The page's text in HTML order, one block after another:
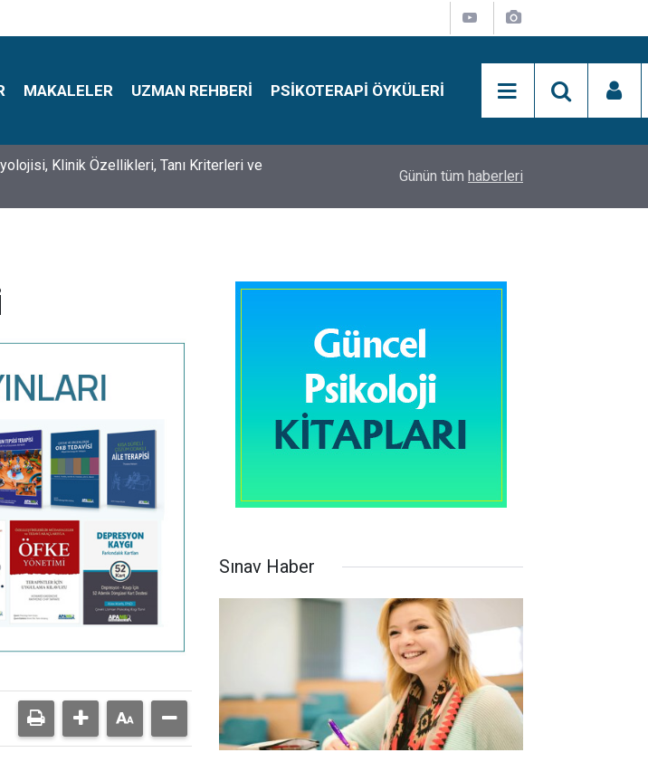
MAKALELER UZMAN REHBERI PSIKOTERAPI ÖYKÜLERI
Çıktı? 10 Mayıs Tarihinin Hikayesi Simon Says Dikkat Programı Nedir?
Günün tüm haberleri
Sınav Haber